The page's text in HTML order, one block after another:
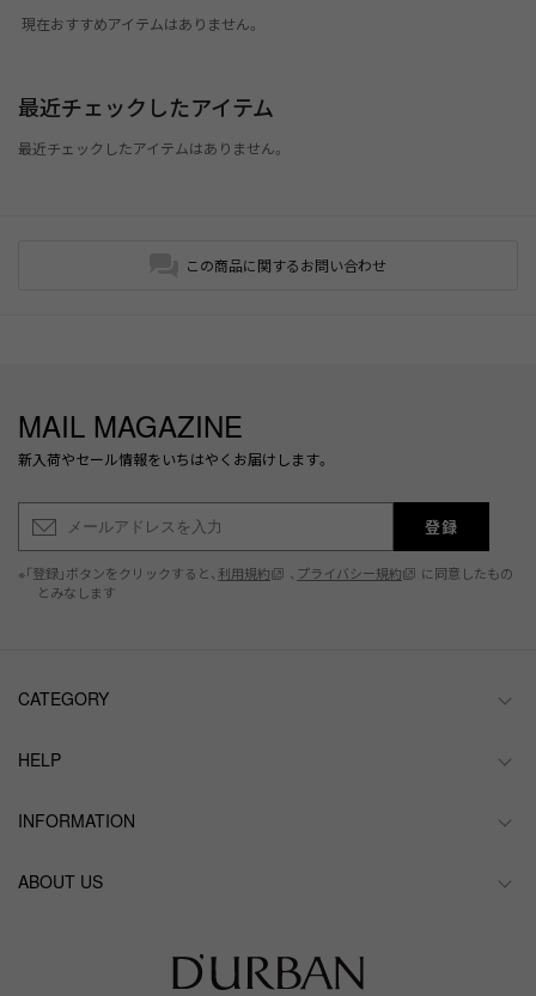
現在おすすめアイテムはありません。
最近チェックしたアイテム
最近チェックしたアイテムはありません。
この商品に関するお問い合わせ
MAIL MAGAZINE
新入荷やセール情報をいちはやくお届けします。
登録
※「登録」ボタンをクリックすると、 利用規約 、 プライバシー規約
に同意したもの
とみなします
CATEGORY
HELP
INFORMATION
ABOUT US